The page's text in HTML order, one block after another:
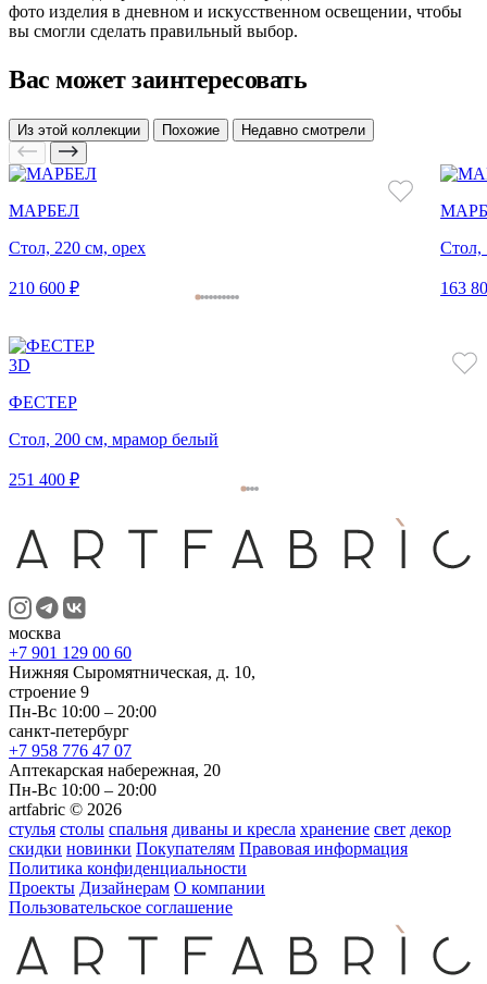
фото изделия в дневном и искусственном освещении, чтобы
вы смогли сделать правильный выбор.
Вас может заинтересовать
Из этой коллекции Похожие Недавно смотрели
МАРБЕЛ
Стол, 220 см, орех
210 600 ₽
Стол,
163
3D
ФЕСТЕР
Стол, 200 см, мрамор белый
251 400 ₽
москва
+7 901 129 00 60
Нижняя Сыромятническая, д. 10,
строение 9
Пн-Вс 10:00 – 20:00
санкт-петербург
+7 958 776 47 07
Аптекарская набережная, 20
Пн-Вс 10:00 – 20:00
artfabric © 2026
стулья столы спальня диваны и кресла хранение свет декор
скидки новинки Покупателям Правовая информация
Политика конфиденциальности
Проекты Дизайнерам О компании
Пользовательское соглашение